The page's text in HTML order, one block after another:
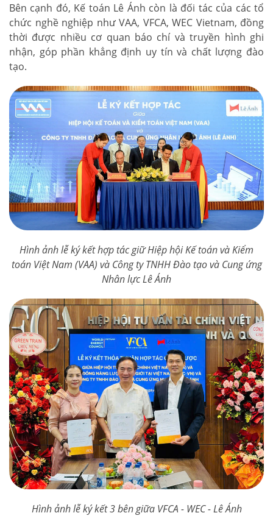
Bên cạnh đó, Kế toán Lê Ánh còn là đối tác của các tổ
chức nghề nghiệp như VAA, VFCA, WEC Vietnam, đồng
thời được nhiều cơ quan báo chí và truyền hình ghi
nhận, góp phần khẳng định uy tín và chất lượng đào
tạo.
Hình ảnh lễ ký kết hợp tác giữ Hiệp hội Kế toán và Kiểm
toán Việt Nam (VAA) và Công ty TNHH Đào tạo và Cung ứng
Nhân lực Lê Ánh
Hình ảnh lễ ký kết 3 bên giữa VFCA - WEC - Lê Ánh